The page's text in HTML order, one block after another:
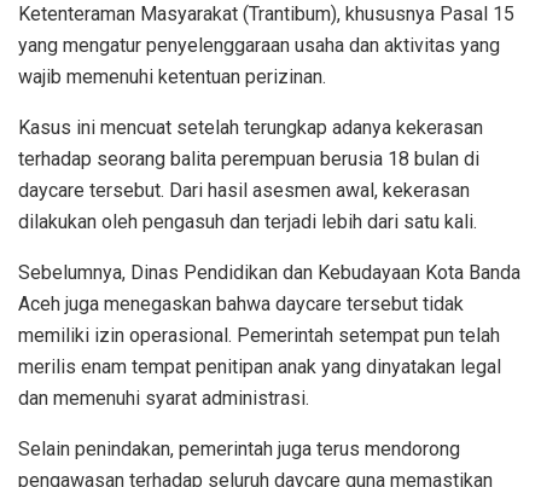
Ketenteraman Masyarakat (Trantibum), khususnya Pasal 15
yang mengatur penyelenggaraan usaha dan aktivitas yang
wajib memenuhi ketentuan perizinan.
Kasus ini mencuat setelah terungkap adanya kekerasan
terhadap seorang balita perempuan berusia 18 bulan di
daycare tersebut. Dari hasil asesmen awal, kekerasan
dilakukan oleh pengasuh dan terjadi lebih dari satu kali.
Sebelumnya, Dinas Pendidikan dan Kebudayaan Kota Banda
Aceh juga menegaskan bahwa daycare tersebut tidak
memiliki izin operasional. Pemerintah setempat pun telah
merilis enam tempat penitipan anak yang dinyatakan legal
dan memenuhi syarat administrasi.
Selain penindakan, pemerintah juga terus mendorong
pengawasan terhadap seluruh daycare guna memastikan